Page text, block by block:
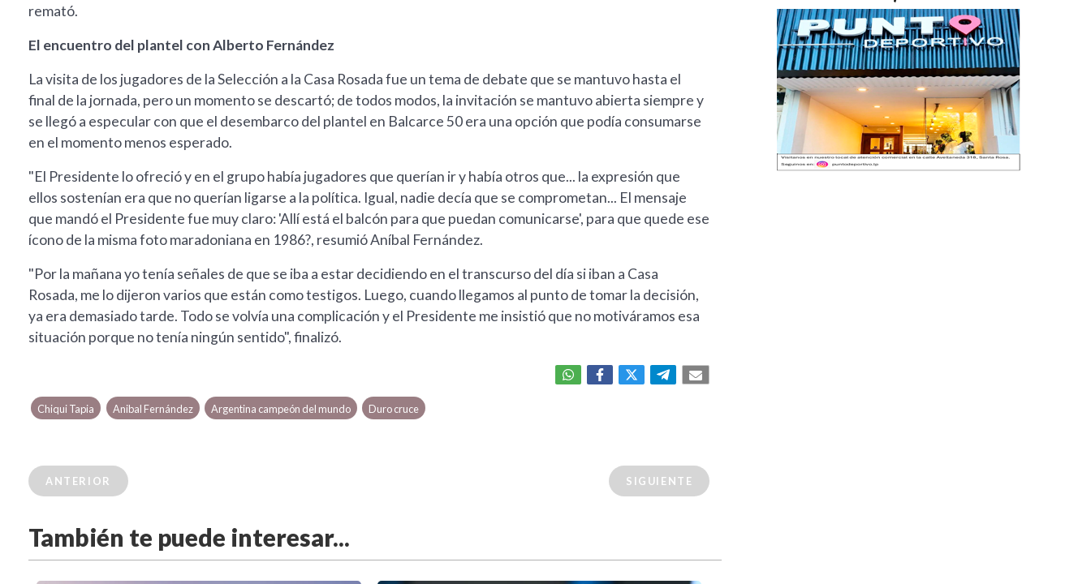
remató.
El encuentro del plantel con Alberto Fernández
La visita de los jugadores de la Selección a la Casa Rosada fue un tema de debate que se mantuvo hasta el
final de la jornada, pero un momento se descartó; de todos modos, la invitación se mantuvo abierta siempre y
se llegó a especular con que el desembarco del plantel en Balcarce 50 era una opción que podía consumarse
en el momento menos esperado.
"El Presidente lo ofreció y en el grupo había jugadores que querían ir y había otros que... la expresión que
ellos sostenían era que no querían ligarse a la política. Igual, nadie decía que se comprometan... El mensaje
que mandó el Presidente fue muy claro: 'Allí está el balcón para que puedan comunicarse', para que quede ese
ícono de la misma foto maradoniana en 1986?, resumió Aníbal Fernández.
"Por la mañana yo tenía señales de que se iba a estar decidiendo en el transcurso del día si iban a Casa
Rosada, me lo dijeron varios que están como testigos. Luego, cuando llegamos al punto de tomar la decisión,
ya era demasiado tarde. Todo se volvía una complicación y el Presidente me insistió que no motiváramos esa
situación porque no tenía ningún sentido", finalizó.
Chiqui Tapia Anibal Fernández Argentina campeón del mundo Duro cruce
ANTERIOR SIGUIENTE
También te puede interesar...